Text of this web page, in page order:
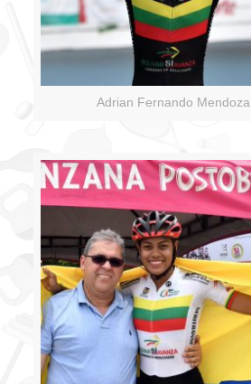
Adrian Fernando Mendoza